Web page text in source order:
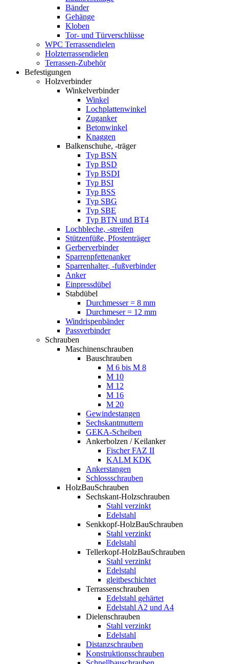
Bänder
Gehänge
Kloben
Tor- und Türverschlüsse
WPC Terrassendielen
Holzterrassendielen
Terrassen-Zubehör
Befestigungen
Holzverbinder
Winkelverbinder
Winkel
Lochplattenwinkel
Zuganker
Betonwinkel
Knaggen
Balkenschuhe, -träger
Typ BSN
Typ BSD
Typ BSDI
Typ BSI
Typ BSS
Typ SBG
Typ SBE
Typ BTN und BT4
Lochbleche, -streifen
Stützenfüße, Pfostenträger
Gerberverbinder
Sparrenpfettenanker
Sparrenhalter, -fußverbinder
Anker
Einpressdübel
Stabdübel
Durchmesser = 8 mm
Durchmeser = 12 mm
Windrispenbänder
Passverbinder
Schrauben
Maschinenschrauben
Bauschrauben
M 6 bis M 8
M 10
M 12
M 16
M 20
Gewindestangen
Sechskantmuttern
GEKA-Scheiben
Ankerbolzen / Keilanker
Fischer FAZ II
KALM KDK
Ankerstangen
Schlossschrauben
HolzBauSchrauben
Sechskant-Holzschrauben
Stahl verzinkt
Edelstahl
Senkkopf-HolzBauSchrauben
Stahl verzinkt
Edelstahl
Tellerkopf-HolzBauSchrauben
Stahl verzinkt
Edelstahl
gleitbeschichtet
Terrassenschrauben
Edelstahl gehärtet
Edelstahl A2 und A4
Dielenschrauben
Stahl verzinkt
Edelstahl
Distanzschrauben
Konstruktionsschrauben